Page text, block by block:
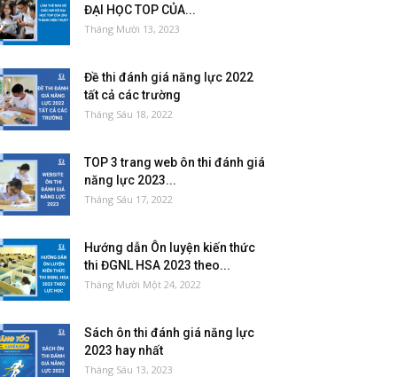
ĐẠI HỌC TOP CỦA...
Tháng Mười 13, 2023
Đề thi đánh giá năng lực 2022
tất cả các trường
Tháng Sáu 18, 2022
TOP 3 trang web ôn thi đánh giá
năng lực 2023...
Tháng Sáu 17, 2022
Hướng dẫn Ôn luyện kiến thức
thi ĐGNL HSA 2023 theo...
Tháng Mười Một 24, 2022
Sách ôn thi đánh giá năng lực
2023 hay nhất
Tháng Sáu 13, 2023